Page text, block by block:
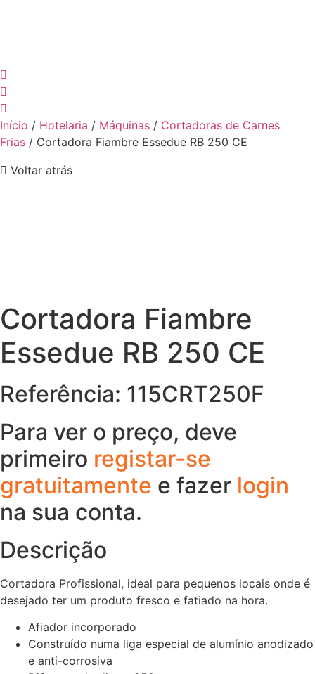
Início / Hotelaria / Máquinas / Cortadoras de Carnes
Frias / Cortadora Fiambre Essedue RB 250 CE
Voltar atrás
Cortadora Fiambre
Essedue RB 250 CE
Referência: 115CRT250F
Para ver o preço, deve
primeiro registar-se
gratuitamente e fazer login
na sua conta.
Descrição
Cortadora Profissional, ideal para pequenos locais onde é
desejado ter um produto fresco e fatiado na hora.
Afiador incorporado
Construído numa liga especial de alumínio anodizado
e anti-corrosiva